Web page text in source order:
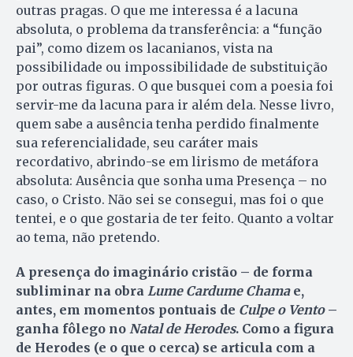
outras pragas. O que me interessa é a lacuna
absoluta, o problema da transferência: a “função
pai”, como dizem os lacanianos, vista na
possibilidade ou impossibilidade de substituição
por outras figuras. O que busquei com a poesia foi
servir-me da lacuna para ir além dela. Nesse livro,
quem sabe a ausência tenha perdido finalmente
sua referencialidade, seu caráter mais
recordativo, abrindo-se em lirismo de metáfora
absoluta: Ausência que sonha uma Presença – no
caso, o Cristo. Não sei se consegui, mas foi o que
tentei, e o que gostaria de ter feito. Quanto a voltar
ao tema, não pretendo.
A presença do imaginário cristão – de forma
subliminar na obra Lume Cardume Chama e,
antes, em momentos pontuais de Culpe o Vento–
ganha fôlego no Natal de Herodes. Como a figura
de Herodes (e o que o cerca) se articula com a